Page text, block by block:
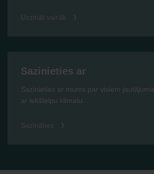
Uzzināt vairāk
Sazinieties ar
Sazinieties ar mums par visiem
ar iekštelpu klimatu.
Sazināties